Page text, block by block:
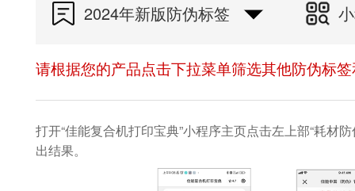
2024年新版防伪标签
请根据您的产品点击下拉菜单筛选其他防伪标
打开“佳能复合机打印宝典”小程序主页点击左上部“耗材
出结果。